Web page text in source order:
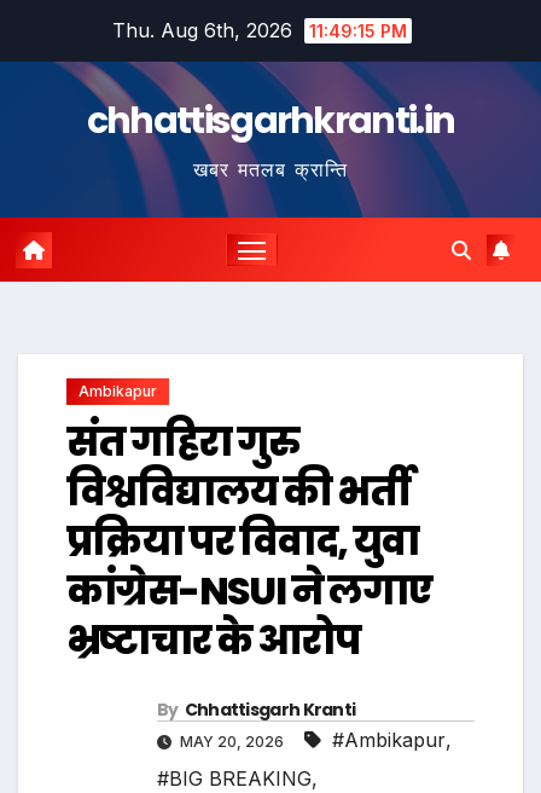
Thu. Aug 6th, 2026 11:49:16 PM
chhattisgarhkranti.in
खबर मतलब क्रान्ति
Ambikapur
संत गहिरा गुरु
विश्वविद्यालय की भर्ती
प्रक्रिया पर विवाद, युवा
कांग्रेस-NSUI ने लगाए
भ्रष्टाचार के आरोप
By Chhattisgarh Kranti
MAY 20, 2026 #Ambikapur,
#BIG BREAKING,